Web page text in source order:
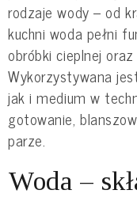
rodzaje wody – od
kuchni woda pełni
obróbki cieplnej
Wykorzystywana
jak i medium w
gotowanie,
parze.
Woda –